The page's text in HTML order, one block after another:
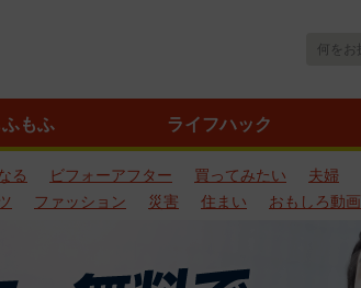
ふもふ ライフハック
る ビフォーアフター 買ってみたい 夫婦
ファッション 災害 住まい おもしろ動画